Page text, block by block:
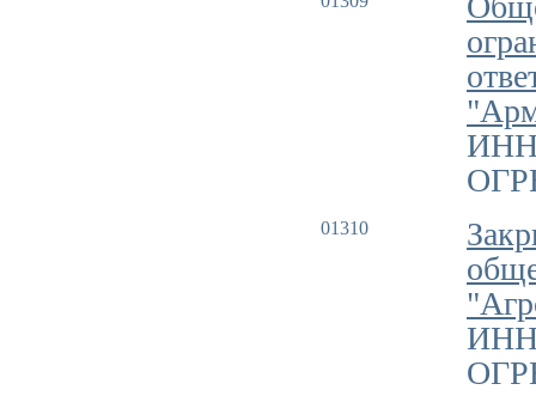
ИНН
01310
ИНН